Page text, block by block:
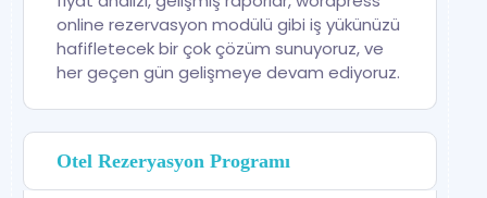
online rezervasyon modülü gibi iş yükünüzü
hafifletecek bir çok çözüm sunuyoruz, ve
her geçen gün gelişmeye devam ediyoruz.
Otel Rezeryasyon Programı